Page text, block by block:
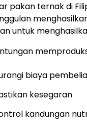
pakan ternak di
untuk
biaya
kesegaran
kandungan